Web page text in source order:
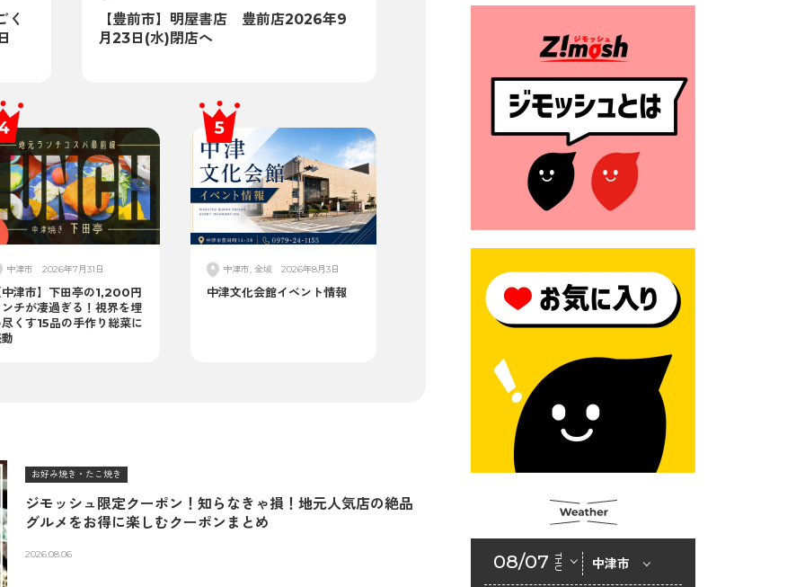
く
【豊前市】明屋書店 豊前店2026年9
月23日(水)閉店へ
中津市 2026年7月31日
津市】下田亭の1,200円
チが凄過ぎる！視界を埋
くす15品の手作り総菜に
中津市, 全域 2026年8月3日
中津文化会館イベント情報
お好み焼き・たこ焼き
ジモッシュ限定クーポン！知らなきゃ損！地元人気店の絶品
グルメをお得に楽しむクーポンまとめ
2026.08.06
2026年7月1日 豊前市民プール
一般開放
2026年7月1日 「豊前市定住促
進奨励金」が始まります！
（令和８年４月１日施行）
2026年6月25日 指定ごみ袋価
格改定
2026年6月23日 公告一覧（市
市佐野・則尾育英会奨学生募
集の「てびき」
2026年6月18日 セアカゴケグ
モにご注意ください！
2026年6月17日 クーリングシ
ェルターの指定
センサス-活動調査
回定例会「一般質問一覧表」
08/07 THU 中津市